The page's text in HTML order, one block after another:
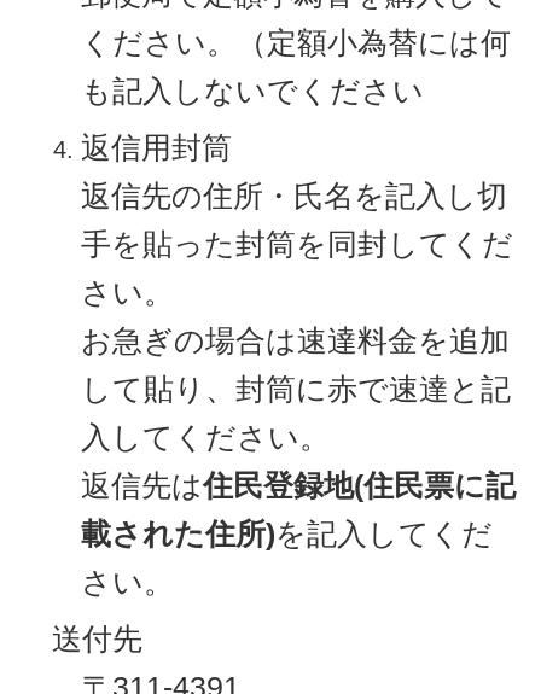
ください。（定額小為替には何
も記入しないでください
返信用封筒
返信先の住所・氏名を記入し切
手を貼った封筒を同封してくだ
さい。
お急ぎの場合は速達料金を追加
して貼り、封筒に赤で速達と記
入してください。
返信先は住民登録地(住民票に記
載された住所)を記入してくだ
さい。
送付先
〒311-4391